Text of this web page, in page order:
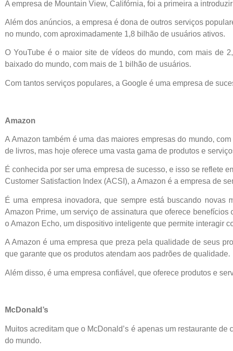
A empresa de Mountain View, Califórnia, foi a primeira a
Além dos anúncios, a empresa é dona de outros serviços
no mundo, com aproximadamente 1,8 bilhão de usuários ativos.
O YouTube é o maior site de vídeos do mundo, com mais de
baixado do mundo, com mais de 1 bilhão de usuários.
Com tantos serviços populares, a Google é uma empresa de
Amazon
A Amazon também é uma das maiores empresas do mundo,
de livros, mas hoje oferece uma vasta gama de produtos e
É conhecida por ser uma empresa de sucesso, e isso se reflete
Customer Satisfaction Index (ACSI), a Amazon é a empresa de
É uma empresa inovadora, que sempre está buscando
Amazon Prime, um serviço de assinatura que oferece
o Amazon Echo, um dispositivo inteligente que permite interagir
A Amazon é uma empresa que preza pela qualidade de seus
que garante que os produtos atendam aos padrões de qualidade.
Além disso, é uma empresa confiável, que oferece produtos e
McDonald’s
Muitos acreditam que o McDonald’s é apenas um restaurante
do mundo.